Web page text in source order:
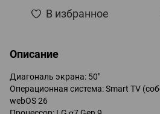
В избранное
Описание
Диагональ экрана: 50"
Операционная система: Smart TV
webOS 26